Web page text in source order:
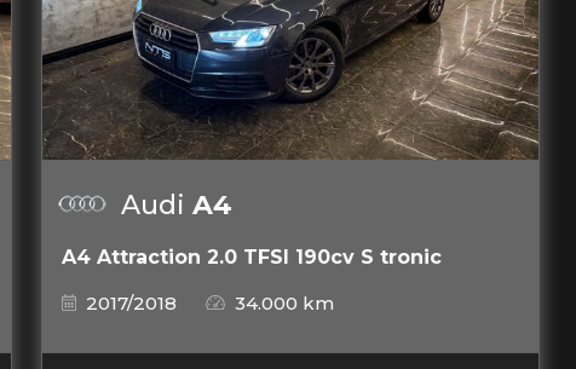
Audi A4
A4 Attraction 2.0 TFSI 190cv S tronic
2017/2018
34.000 km